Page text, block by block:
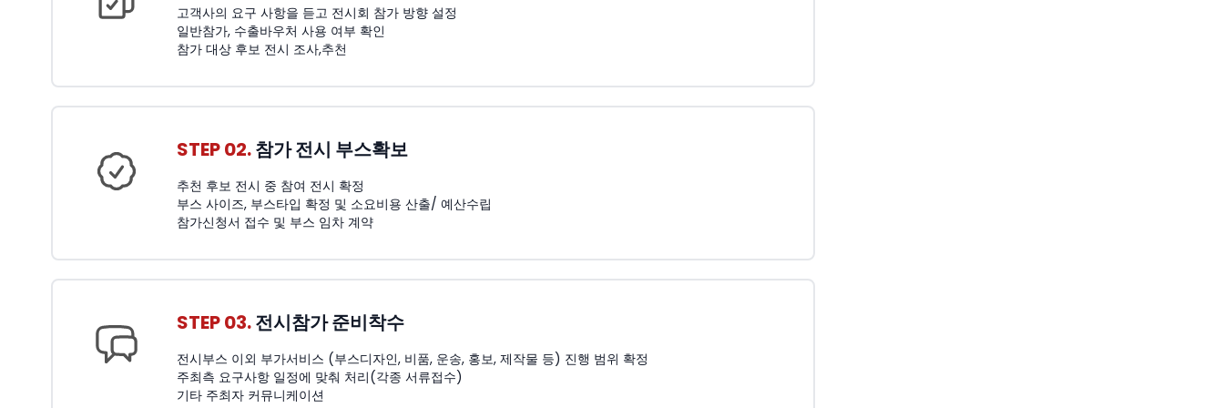
고객사의 요구 사항을 듣고 전시회 참가 방향 설정
일반참가, 수출바우처 사용 여부 확인
참가 대상 후보 전시 조사,추천
STEP 02.참가 전시 부스확보
추천 후보 전시 중 참여 전시 확정
부스 사이즈, 부스타입 확정 및 소요비용 산출/ 예산수립
참가신청서 접수 및 부스 임차 계약
STEP 03.전시참가 준비착수
전시부스 이외 부가서비스 (부스디자인, 비품, 운송, 홍보, 제작물 등) 진행 범위 확정
주최측 요구사항 일정에 맞춰 처리(각종 서류접수)
기타 주최자 커뮤니케이션